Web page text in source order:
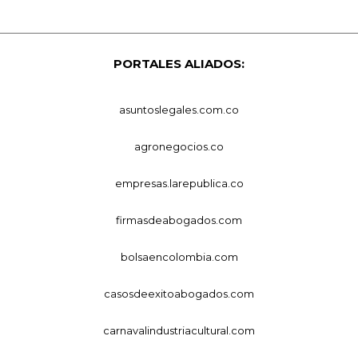
PORTALES ALIADOS:
asuntoslegales.com.co
agronegocios.co
empresas.larepublica.co
firmasdeabogados.com
bolsaencolombia.com
casosdeexitoabogados.com
carnavalindustriacultural.com